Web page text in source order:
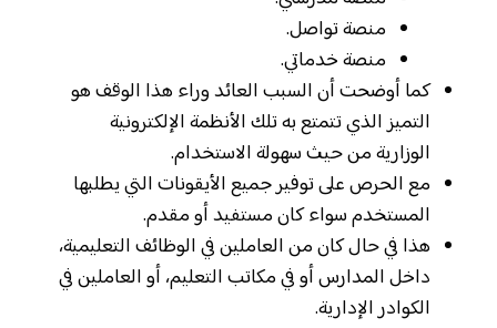
منصة تواصل.
منصة خدماتي.
كما أوضحت أن السبب العائد وراء هذا الوقف هو
التميز الذي تتمتع به تلك الأنظمة الإلكترونية
الوزارية من حيث سهولة الاستخدام.
مع الحرص على توفير جميع الأيقونات التي يطلبها
المستخدم سواء كان مستفيد أو مقدم.
هذا في حال كان من العاملين في الوظائف التعليمية،
داخل المدارس أو في مكاتب التعليم، أو العاملين في
الكوادر الإدارية.